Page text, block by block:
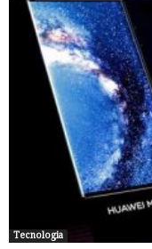
Tecnologia